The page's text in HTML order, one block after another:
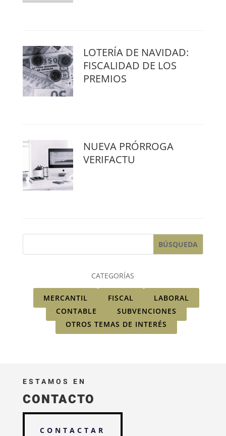
LOTERÍA DE NAVIDAD:
FISCALIDAD DE LOS
PREMIOS
NUEVA PRÓRROGA
VERIFACTU
CATEGORÍAS
MERCANTIL FISCAL
LABORAL
CONTABLE
SUBVENCIONES
OTROS TEMAS DE INTERÉS
ESTAMOS EN
CONTACTO
CONTACTAR